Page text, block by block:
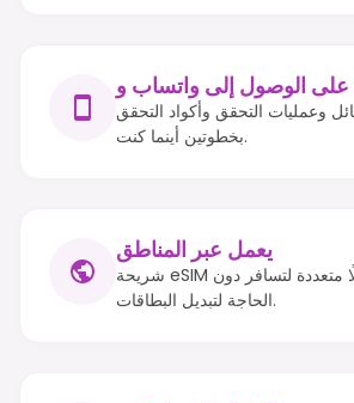
وعمليات التحقق وأكواد التحقق
بخطوتين أينما كنت.
يعمل عبر المناطق
شريحة eSIM واحدة تغطي دولًا متعددة لتسافر دون
الحاجة لتبديل البطاقات.